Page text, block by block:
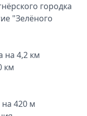
городка
"Зелёного
на 4,2 км
км
на 420 м